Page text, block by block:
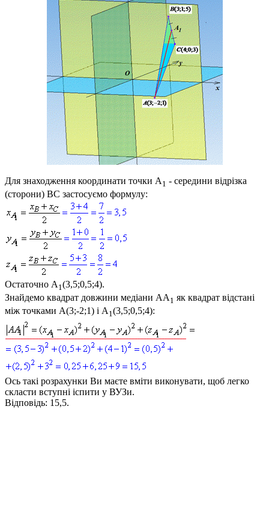
Для знаходження координати точки A 1 - середини відрізка
(сторони) BC застосуємо формулу:
Остаточно A 1(3,5;0,5;4).
Знайдемо квадрат довжини медіани AA 1 як квадрат відстані
між точками A(3;-2;1) і A 1(3,5;0,5;4):
Ось такі розрахунки Ви маєте вміти виконувати, щоб легко
скласти вступні іспити у ВУЗи.
Відповідь: 15,5.